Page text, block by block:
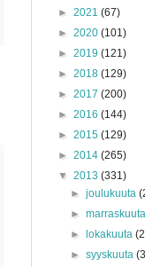
► 2021 (67)
► 2020 (101)
► 2019 (121)
► 2018 (129)
► 2017 (200)
► 2016 (144)
► 2015 (129)
► 2014 (265)
▼ 2013 (331)
►joulukuuta
►
►lokakuuta
►syyskuuta